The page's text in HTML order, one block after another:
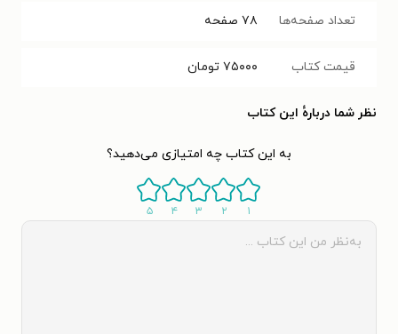
تعداد صفحه‌ها ۷۸ صفحه
قیمت کتاب ۷۵۰۰۰ تومان
نظر شما دربارهٔ این کتاب
به این کتاب چه امتیازی می‌دهید؟
۱ ۲ ۳ ۴ ۵